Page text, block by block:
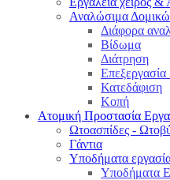
Αναλώσιμα
Διάφορα
Βίδωμα
Διάτρηση
Επεξεργασία
Κατεδάφιση
Κοπή
Ατομική Προστασία
Ωτοασπίδες -
Γάντια
Υποδήματα
Υποδήματα